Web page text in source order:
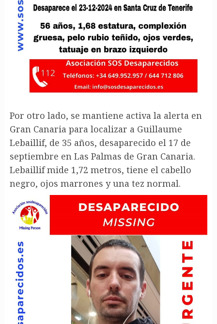
Por otro lado, se mantiene activa la alerta en
Gran Canaria para localizar a Guillaume
Lebaillif, de 35 años, desaparecido el 17 de
septiembre en Las Palmas de Gran Canaria.
Lebaillif mide 1,72 metros, tiene el cabello
negro, ojos marrones y una tez normal.